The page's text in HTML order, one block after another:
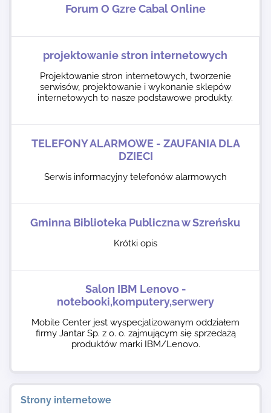
Strony internetowe
Forum O Gzre Cabal Online
projektowanie stron internetowych
Projektowanie stron internetowych, tworzenie
serwisów, projektowanie i wykonanie sklepów
internetowych to nasze podstawowe produkty.
TELEFONY ALARMOWE - ZAUFANIA DLA
DZIECI
Serwis informacyjny telefonów alarmowych
Gminna Biblioteka Publiczna w Szreńsku
Krótki opis
Salon IBM Lenovo -
notebooki,komputery,serwery
Mobile Center jest wyspecjalizowanym oddziałem
firmy Jantar Sp. z o. o. zajmującym się sprzedażą
produktów marki IBM/Lenovo.